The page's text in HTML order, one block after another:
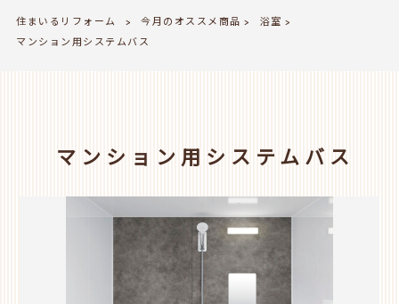
住まいるリフォーム > 今月のオススメ商品 > 浴室 >
マンション用システムバス
マンション用システムバス